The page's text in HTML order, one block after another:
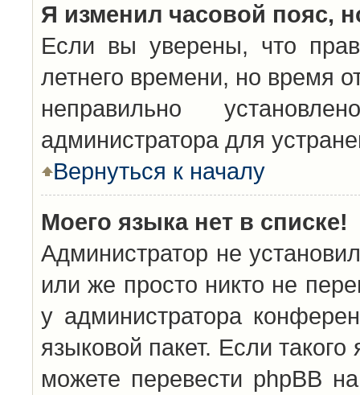
Я изменил часовой пояс,
Если вы уверены, что
летнего времени, но время
неправильно
администратора для
Вернуться к началу
Моего языка нет в списке!
Администратор не
или же просто никто не
у администратора
языковой пакет. Если
можете перевести phpBB